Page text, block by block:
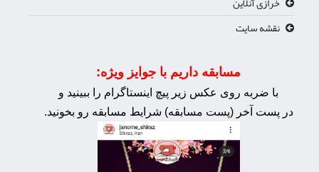
نقشه سایت
مسابقه داریم با جوایز ویژه:
با ضربه روی عکس زیر پیچ اینستاگرام را ببینید و
در پست آخر (پست مسابقه) شرایط مسابقه رو بخونید.